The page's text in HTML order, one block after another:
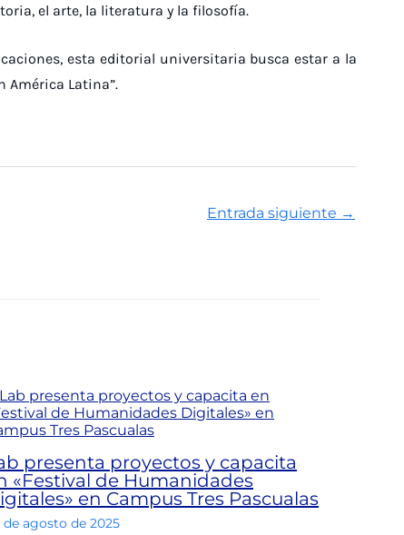
el arte, la literatura y la filosofía.
esta editorial universitaria busca estar a la
América Latina”.
Entrada siguiente →
presenta proyectos y capacita
«Festival de Humanidades
en Campus Tres Pascualas
de agosto de 2025